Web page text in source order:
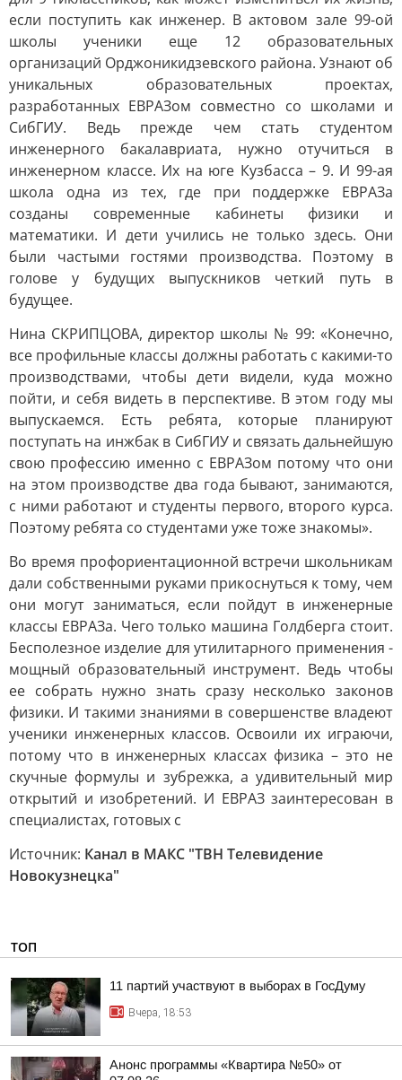
если поступить как инженер. В актовом зале 99-ой
школы ученики еще 12 образовательных
организаций Орджоникидзевского района. Узнают об
уникальных образовательных проектах,
разработанных ЕВРАЗом совместно со школами и
СибГИУ. Ведь прежде чем стать студентом
инженерного бакалавриата, нужно отучиться в
инженерном классе. Их на юге Кузбасса – 9. И 99-ая
школа одна из тех, где при поддержке ЕВРАЗа
созданы современные кабинеты физики и
математики. И дети учились не только здесь. Они
были частыми гостями производства. Поэтому в
голове у будущих выпускников четкий путь в
будущее.
Нина СКРИПЦОВА, директор школы № 99: «Конечно,
все профильные классы должны работать с какими-то
производствами, чтобы дети видели, куда можно
пойти, и себя видеть в перспективе. В этом году мы
выпускаемся. Есть ребята, которые планируют
поступать на инжбак в СибГИУ и связать дальнейшую
свою профессию именно с ЕВРАЗом потому что они
на этом производстве два года бывают, занимаются,
с ними работают и студенты первого, второго курса.
Поэтому ребята со студентами уже тоже знакомы».
Во время профориентационной встречи школьникам
дали собственными руками прикоснуться к тому, чем
они могут заниматься, если пойдут в инженерные
классы ЕВРАЗа. Чего только машина Голдберга стоит.
Бесполезное изделие для утилитарного применения -
мощный образовательный инструмент. Ведь чтобы
ее собрать нужно знать сразу несколько законов
физики. И такими знаниями в совершенстве владеют
ученики инженерных классов. Освоили их играючи,
потому что в инженерных классах физика – это не
скучные формулы и зубрежка, а удивительный мир
открытий и изобретений. И ЕВРАЗ заинтересован в
специалистах, готовых с
Источник: Канал в МАКС "ТВН Телевидение
Новокузнецка"
ТОП
11 партий участвуют в выборах в ГосДуму
Вчера, 18:53
Анонс программы «Квартира №50» от